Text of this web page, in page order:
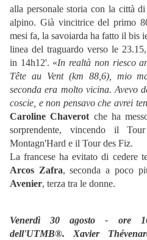
alla personale storia con la città
alpino. Già vincitrice del primo
mesi fa, la savoiarda ha fatto il bis
linea del traguardo verso le
in 14h12'. «In realtà non riesco
Tête au Vent (km 88,6), mio
seconda era molto vicina. Avevo
coscie, e non pensavo che avrei
Caroline Chaverot che ha
sorprendente, vincendo il
Montagn'Hard e il Tour des Fiz.
La francese ha evitato di cedere
Arcos Zafra, seconda a poco
Avenier, terza tra le donne.
Venerdì 30 agosto - ore
dell'UTMB®. Xavier